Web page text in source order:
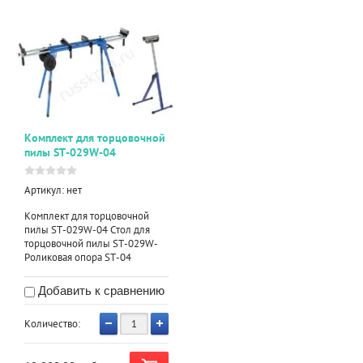
Комплект для торцовочной
пилы ST-029W-04
Артикул: нет
Комплект для торцовочной
пилы ST-029W-04 Стол для
торцовочной пилы ST-029W-
Роликовая опора ST-04
Добавить к сравнению
Количество: